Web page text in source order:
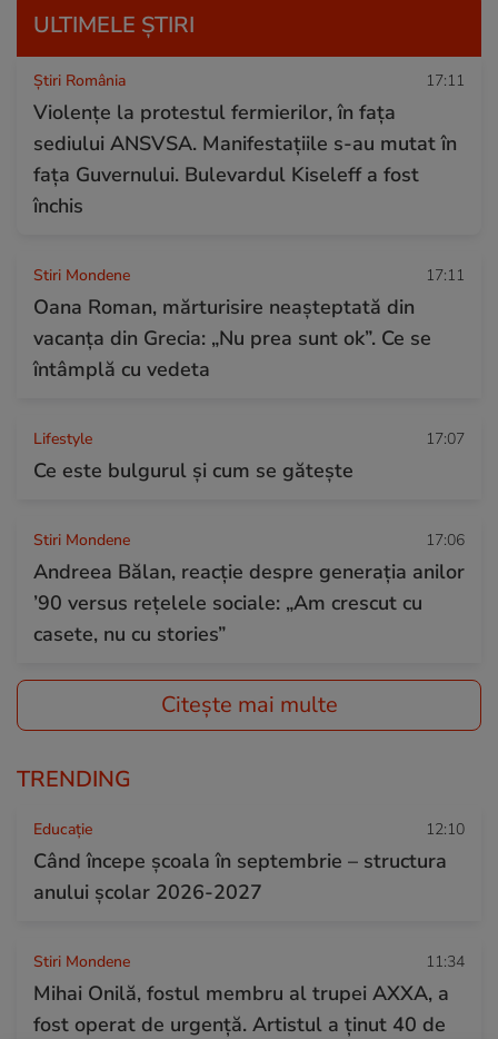
ULTIMELE ȘTIRI
Știri România 17:11
Violențe la protestul fermierilor, în fața
sediului ANSVSA. Manifestațiile s-au mutat în
fața Guvernului. Bulevardul Kiseleff a fost
închis
Stiri Mondene 17:11
Oana Roman, mărturisire neașteptată din
vacanța din Grecia: „Nu prea sunt ok”. Ce se
întâmplă cu vedeta
Lifestyle 17:07
Ce este bulgurul și cum se gătește
Stiri Mondene 17:06
Andreea Bălan, reacție despre generația anilor
’90 versus rețelele sociale: „Am crescut cu
casete, nu cu stories”
Citește mai multe
TRENDING
Educație 12:10
Când începe şcoala în septembrie – structura
anului şcolar 2026-2027
Stiri Mondene 11:34
Mihai Onilă, fostul membru al trupei AXXA, a
fost operat de urgență. Artistul a ținut 40 de